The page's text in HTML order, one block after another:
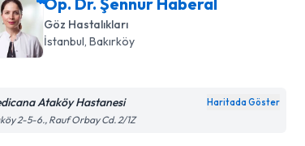
Göz Hastalıkları
İstanbul , Bakırköy
Ataköy Hastanesi Haritada Göster
2-5-6., Rauf Orbay Cd. 2/1Z